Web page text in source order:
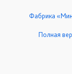
Фабрика
Полная